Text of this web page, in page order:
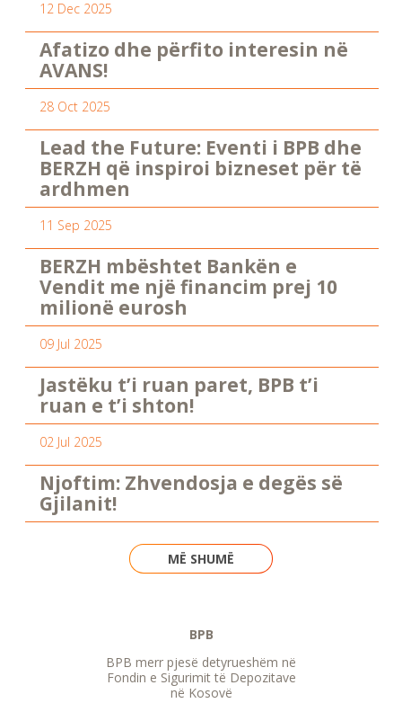
12 Dec 2025
Afatizo dhe përfito interesin në
AVANS!
28 Oct 2025
Lead the Future: Eventi i BPB dhe
BERZH që inspiroi bizneset për të
ardhmen
11 Sep 2025
BERZH mbështet Bankën e
Vendit me një financim prej 10
milionë eurosh
09 Jul 2025
Jastëku t’i ruan paret, BPB t’i
ruan e t’i shton!
02 Jul 2025
Njoftim: Zhvendosja e degës së
Gjilanit!
MË SHUMË
BPB
BPB merr pjesë detyrueshëm në
Fondin e Sigurimit të Depozitave
në Kosovë